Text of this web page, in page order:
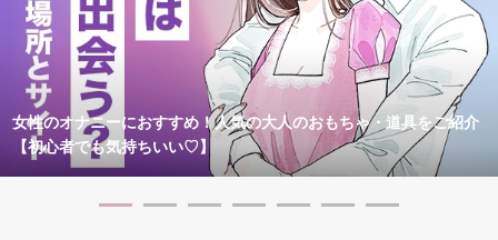
女性のオナニーにおすすめ！人気の大人のおもちゃ・道具をご紹介
【初心者でも気持ちいい♡】